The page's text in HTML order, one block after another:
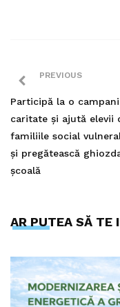
PREVIOUS
Participă la o
caritate și ajută elevii
familiile social
și pregătească
școală
AR PUTEA SĂ TE